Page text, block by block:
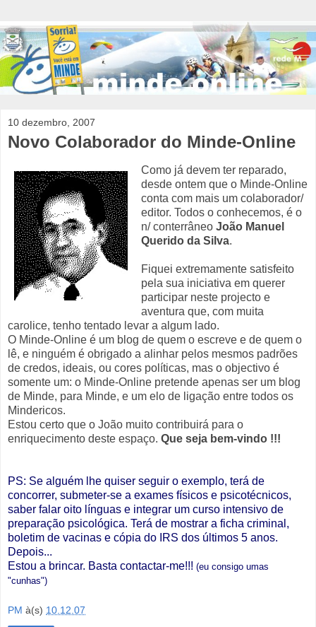
10 dezembro, 2007
Novo Colaborador do Minde-Online
Como já devem ter reparado,
desde ontem que o Minde-Online
conta com mais um colaborador/
editor. Todos o conhecemos, é o
n/ conterrâneo João Manuel
Querido da Silva.
Fiquei extremamente satisfeito
pela sua iniciativa em querer
participar neste projecto e
aventura que, com muita
carolice, tenho tentado levar a algum lado.
O Minde-Online é um blog de quem o escreve e de quem o
lê, e ninguém é obrigado a alinhar pelos mesmos padrões
de credos, ideais, ou cores políticas, mas o objectivo é
somente um: o Minde-Online pretende apenas ser um blog
de Minde, para Minde, e um elo de ligação entre todos os
Mindericos.
Estou certo que o João muito contribuirá para o
enriquecimento deste espaço. Que seja bem-vindo !!!
PS: Se alguém lhe quiser seguir o exemplo, terá de
concorrer, submeter-se a exames físicos e psicotécnicos,
saber falar oito línguas e integrar um curso intensivo de
preparação psicológica. Terá de mostrar a ficha criminal,
boletim de vacinas e cópia do IRS dos últimos 5 anos.
Depois...
Estou a brincar. Basta contactar-me!!! (eu consigo umas
"cunhas")
PM à(s) 10.12.07